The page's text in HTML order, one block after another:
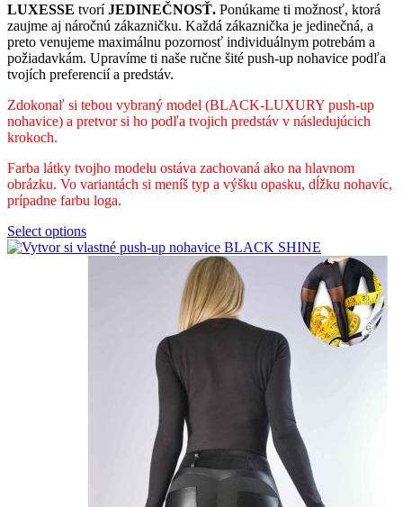
LUXESSE tvoríJEDINEČNOSŤ. Ponúkame ti možnosť, ktorá
zaujme aj náročnú zákazničku. Každá zákaznička je jedinečná, a
preto venujeme maximálnu pozornosť individuálnym potrebám a
požiadavkám. Upravíme ti naše ručne šité push-up nohavice podľa
tvojích preferencií a predstáv.
Zdokonaľ si tebou vybraný model (BLACK-LUXURY push-up
nohavice) a pretvor si ho podľa tvojich predstáv v následujúcich
krokoch.
Farba látky tvojho modelu ostáva zachovaná ako na hlavnom
obrázku. Vo variantách si meníš typ a výšku opasku, dĺžku nohavíc,
prípadne farbu loga.
Select options